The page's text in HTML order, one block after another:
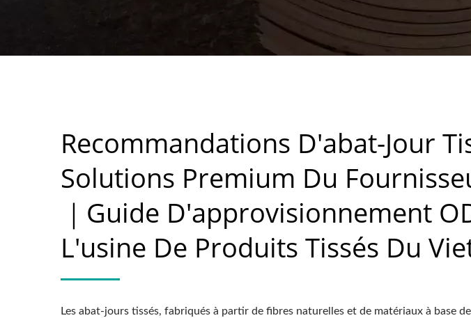
TISSÉS
Recommandations D'abat-Jour
Solutions Premium Du
｜Guide D'approvisionnement
L'usine De Produits Tissés Du
Les abat-jours tissés, fabriqués à partir de fibres naturelles et de matériaux à base